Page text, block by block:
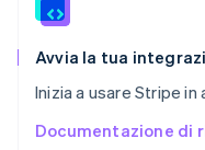
Avvia la tua
Inizia a usare Stripe in
Documentazione di
Slovenia
English Italiano
EspañolEnglish
English Español 简体中